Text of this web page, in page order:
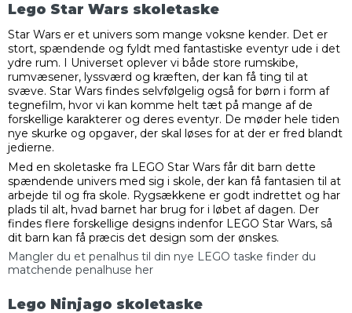
Lego Star Wars skoletaske
Star Wars er et univers som mange voksne kender. Det er
stort, spændende og fyldt med fantastiske eventyr ude i det
ydre rum. I Universet oplever vi både store rumskibe,
rumvæsener, lyssværd og kræften, der kan få ting til at
svæve. Star Wars findes selvfølgelig også for børn i form af
tegnefilm, hvor vi kan komme helt tæt på mange af de
forskellige karakterer og deres eventyr. De møder hele tiden
nye skurke og opgaver, der skal løses for at der er fred blandt
jedierne.
Med en skoletaske fra LEGO Star Wars får dit barn dette
spændende univers med sig i skole, der kan få fantasien til at
arbejde til og fra skole. Rygsækkene er godt indrettet og har
plads til alt, hvad barnet har brug for i løbet af dagen. Der
findes flere forskellige designs indenfor LEGO Star Wars, så
dit barn kan få præcis det design som der ønskes.
Mangler du et penalhus til din nye LEGO taske finder du
matchende penalhuse her
Lego Ninjago skoletaske